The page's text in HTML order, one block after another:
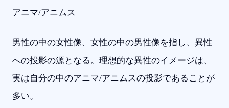
アニマ/アニムス
男性の中の女性像、女性の中の男性像を指し、異性
への投影の源となる。理想的な異性のイメージは、
実は自分の中のアニマ/アニムスの投影であることが
多い。